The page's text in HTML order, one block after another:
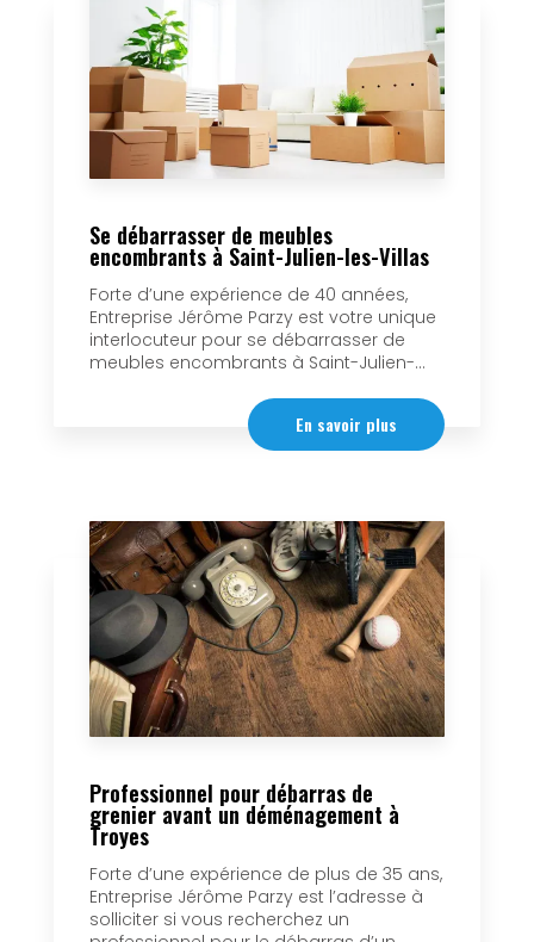
Se débarrasser de meubles
encombrants à Saint-Julien-les-Villas
Forte d’une expérience de 40 années,
Entreprise Jérôme Parzy est votre unique
interlocuteur pour se débarrasser de
meubles encombrants à Saint-Julien-...
En savoir plus
Professionnel pour débarras de
grenier avant un déménagement à
Troyes
Forte d’une expérience de plus de 35 ans,
Entreprise Jérôme Parzy est l’adresse à
solliciter si vous recherchez un